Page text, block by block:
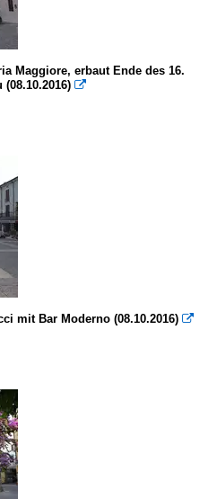
Maggiore, erbaut Ende des 16.

mit Bar Moderno (08.10.2016) 